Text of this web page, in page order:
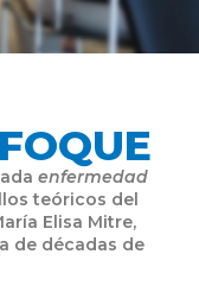
enfermedad
teóricos del
Elisa Mitre,
de décadas de